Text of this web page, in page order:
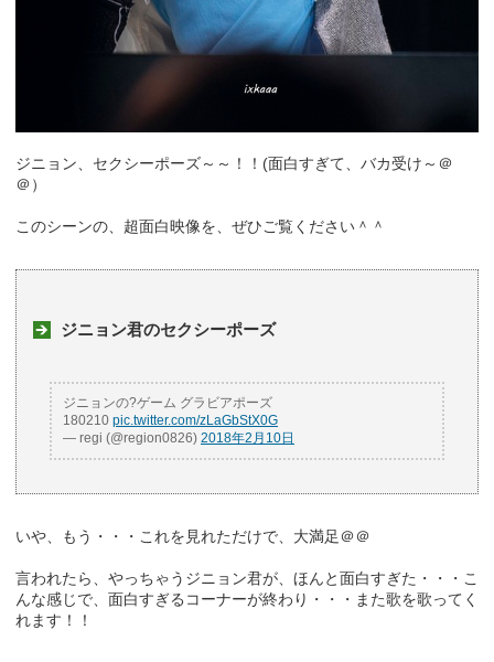
ジニョン、セクシーポーズ～～！！(面白すぎて、バカ受け～＠
＠）
このシーンの、超面白映像を、ぜひご覧ください＾＾
ジニョン君のセクシーポーズ
ジニョンの?ゲーム グラビアポーズ
180210 pic.twitter.com/zLaGbStX0G
— regi (@region0826) 2018年2月10日
いや、もう・・・これを見れただけで、大満足＠＠
言われたら、やっちゃうジニョン君が、ほんと面白すぎた・・・こ
んな感じで、面白すぎるコーナーが終わり・・・また歌を歌ってく
れます！！